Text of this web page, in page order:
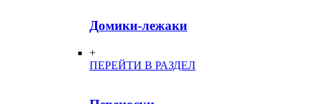
Домики-лежаки
+
ПЕРЕЙТИ В РАЗДЕЛ